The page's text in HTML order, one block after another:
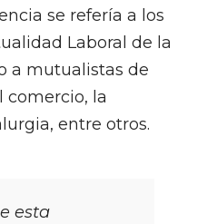
se refería a los
Laboral de la
a mutualistas de
comercio, la
entre otros.
esta